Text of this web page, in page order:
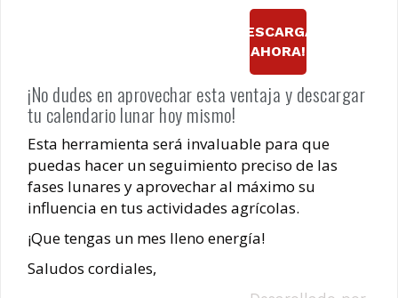
¡DESCARGAR
AHORA!
¡No dudes en aprovechar esta ventaja y descargar
tu calendario lunar hoy mismo!
Esta herramienta será invaluable para que
puedas hacer un seguimiento preciso de las
fases lunares y aprovechar al máximo su
influencia en tus actividades agrícolas.
¡Que tengas un mes lleno energía!
Saludos cordiales,